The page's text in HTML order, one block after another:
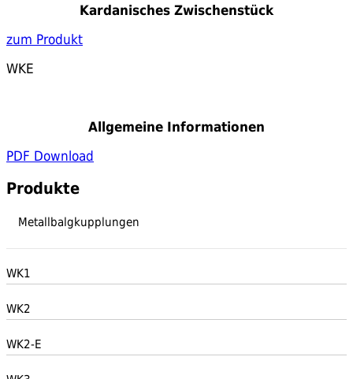
Kardanisches Zwischenstück
zum Produkt
WKE
Allgemeine Informationen
PDF Download
Produkte
Metallbalgkupplungen
WK1
WK2
WK2-E